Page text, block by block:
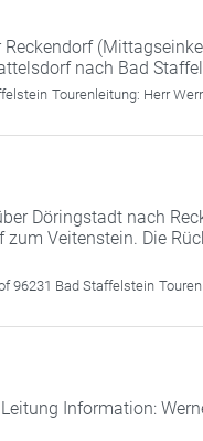
nach Bad
Tourenleitung: Herr
Döringstadt nach
Veitenstein. Die
96231 Bad Staffelstein
Information: